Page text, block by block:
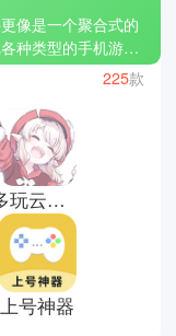
像是一个聚合式的
种类型的手机游戏
个平台里，方便用
玩的内容。从热门竞
再到新上线的小众
类推荐中被看到。
载管理、更新提醒
功能，让玩家不用
之间来回切换。对
戏的人来说，这类
戏导航站”，既节
快发现适合自己的
有些手游中心软件
，Vivo游戏中心和
225款
多玩云游戏平台
上号神器